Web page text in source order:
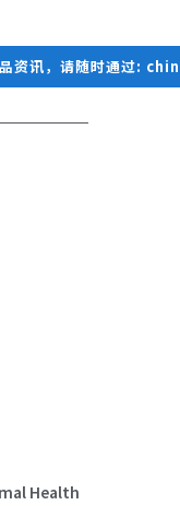
品资讯，请随时通过:
Health